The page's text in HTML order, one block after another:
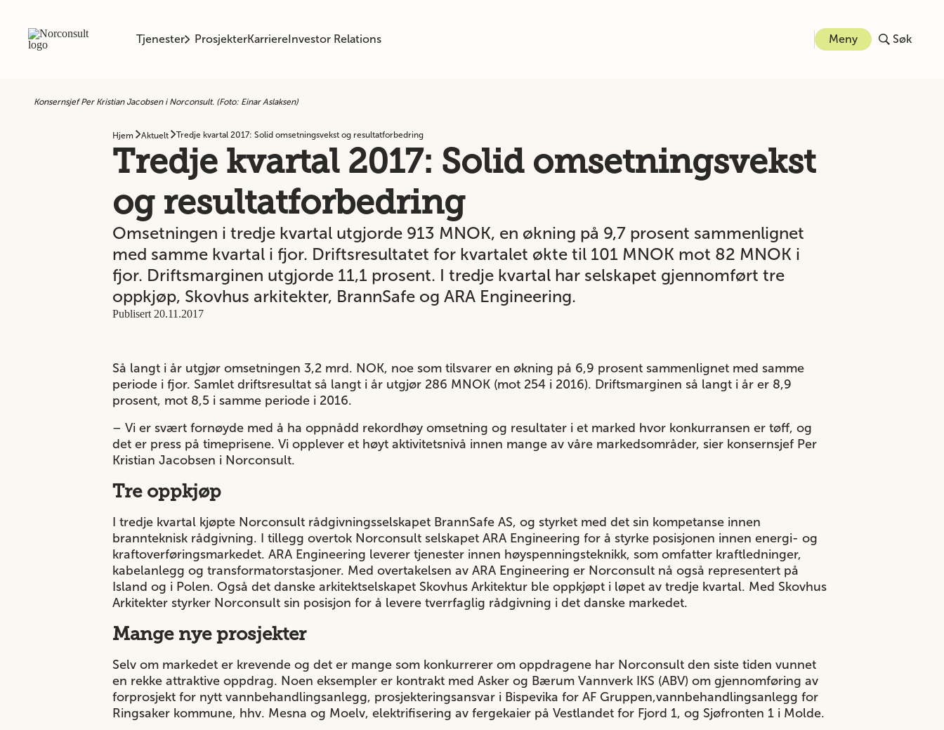
Tjenester ProsjekterKarriereInvestor Relations Meny Søk
Konsernsjef Per Kristian Jacobsen i Norconsult. (Foto: Einar Aslaksen)
Hjem Aktuelt Tredje kvartal 2017: Solid omsetningsvekst og resultatforbedring
Tredje kvartal 2017: Solid omsetningsvekst
og resultatforbedring
Omsetningen i tredje kvartal utgjorde 913 MNOK, en økning på 9,7 prosent sammenlignet
med samme kvartal i fjor. Driftsresultatet for kvartalet økte til 101 MNOK mot 82 MNOK i
fjor. Driftsmarginen utgjorde 11,1 prosent. I tredje kvartal har selskapet gjennomført tre
oppkjøp, Skovhus arkitekter, BrannSafe og ARA Engineering.
Publisert 20.11.2017
Så langt i år utgjør omsetningen 3,2 mrd. NOK, noe som tilsvarer en økning på 6,9 prosent sammenlignet med samme
periode i fjor. Samlet driftsresultat så langt i år utgjør 286 MNOK (mot 254 i 2016). Driftsmarginen så langt i år er 8,9
prosent, mot 8,5 i samme periode i 2016.
– Vi er svært fornøyde med å ha oppnådd rekordhøy omsetning og resultater i et marked hvor konkurransen er tøff, og
det er press på timeprisene. Vi opplever et høyt aktivitetsnivå innen mange av våre markedsområder, sier konsernsjef Per
Kristian Jacobsen i Norconsult.
Tre oppkjøp
I tredje kvartal kjøpte Norconsult rådgivningsselskapet BrannSafe AS, og styrket med det sin kompetanse innen
brannteknisk rådgivning. I tillegg overtok Norconsult selskapet ARA Engineering for å styrke posisjonen innen energi- og
kraftoverføringsmarkedet. ARA Engineering leverer tjenester innen høyspenningsteknikk, som omfatter kraftledninger,
kabelanlegg og transformatorstasjoner. Med overtakelsen av ARA Engineering er Norconsult nå også representert på
Island og i Polen. Også det danske arkitektselskapet Skovhus Arkitektur ble oppkjøpt i løpet av tredje kvartal. Med Skovhus
Arkitekter styrker Norconsult sin posisjon for å levere tverrfaglig rådgivning i det danske markedet.
Mange nye prosjekter
Selv om markedet er krevende og det er mange som konkurrerer om oppdragene har Norconsult den siste tiden vunnet
en rekke attraktive oppdrag. Noen eksempler er kontrakt med Asker og Bærum Vannverk IKS (ABV) om gjennomføring av
forprosjekt for nytt vannbehandlingsanlegg, prosjekteringsansvar i Bispevika for AF Gruppen,vannbehandlingsanlegg for
Ringsaker kommune, hhv. Mesna og Moelv, elektrifisering av fergekaier på Vestlandet for Fjord 1, og Sjøfronten 1 i Molde.